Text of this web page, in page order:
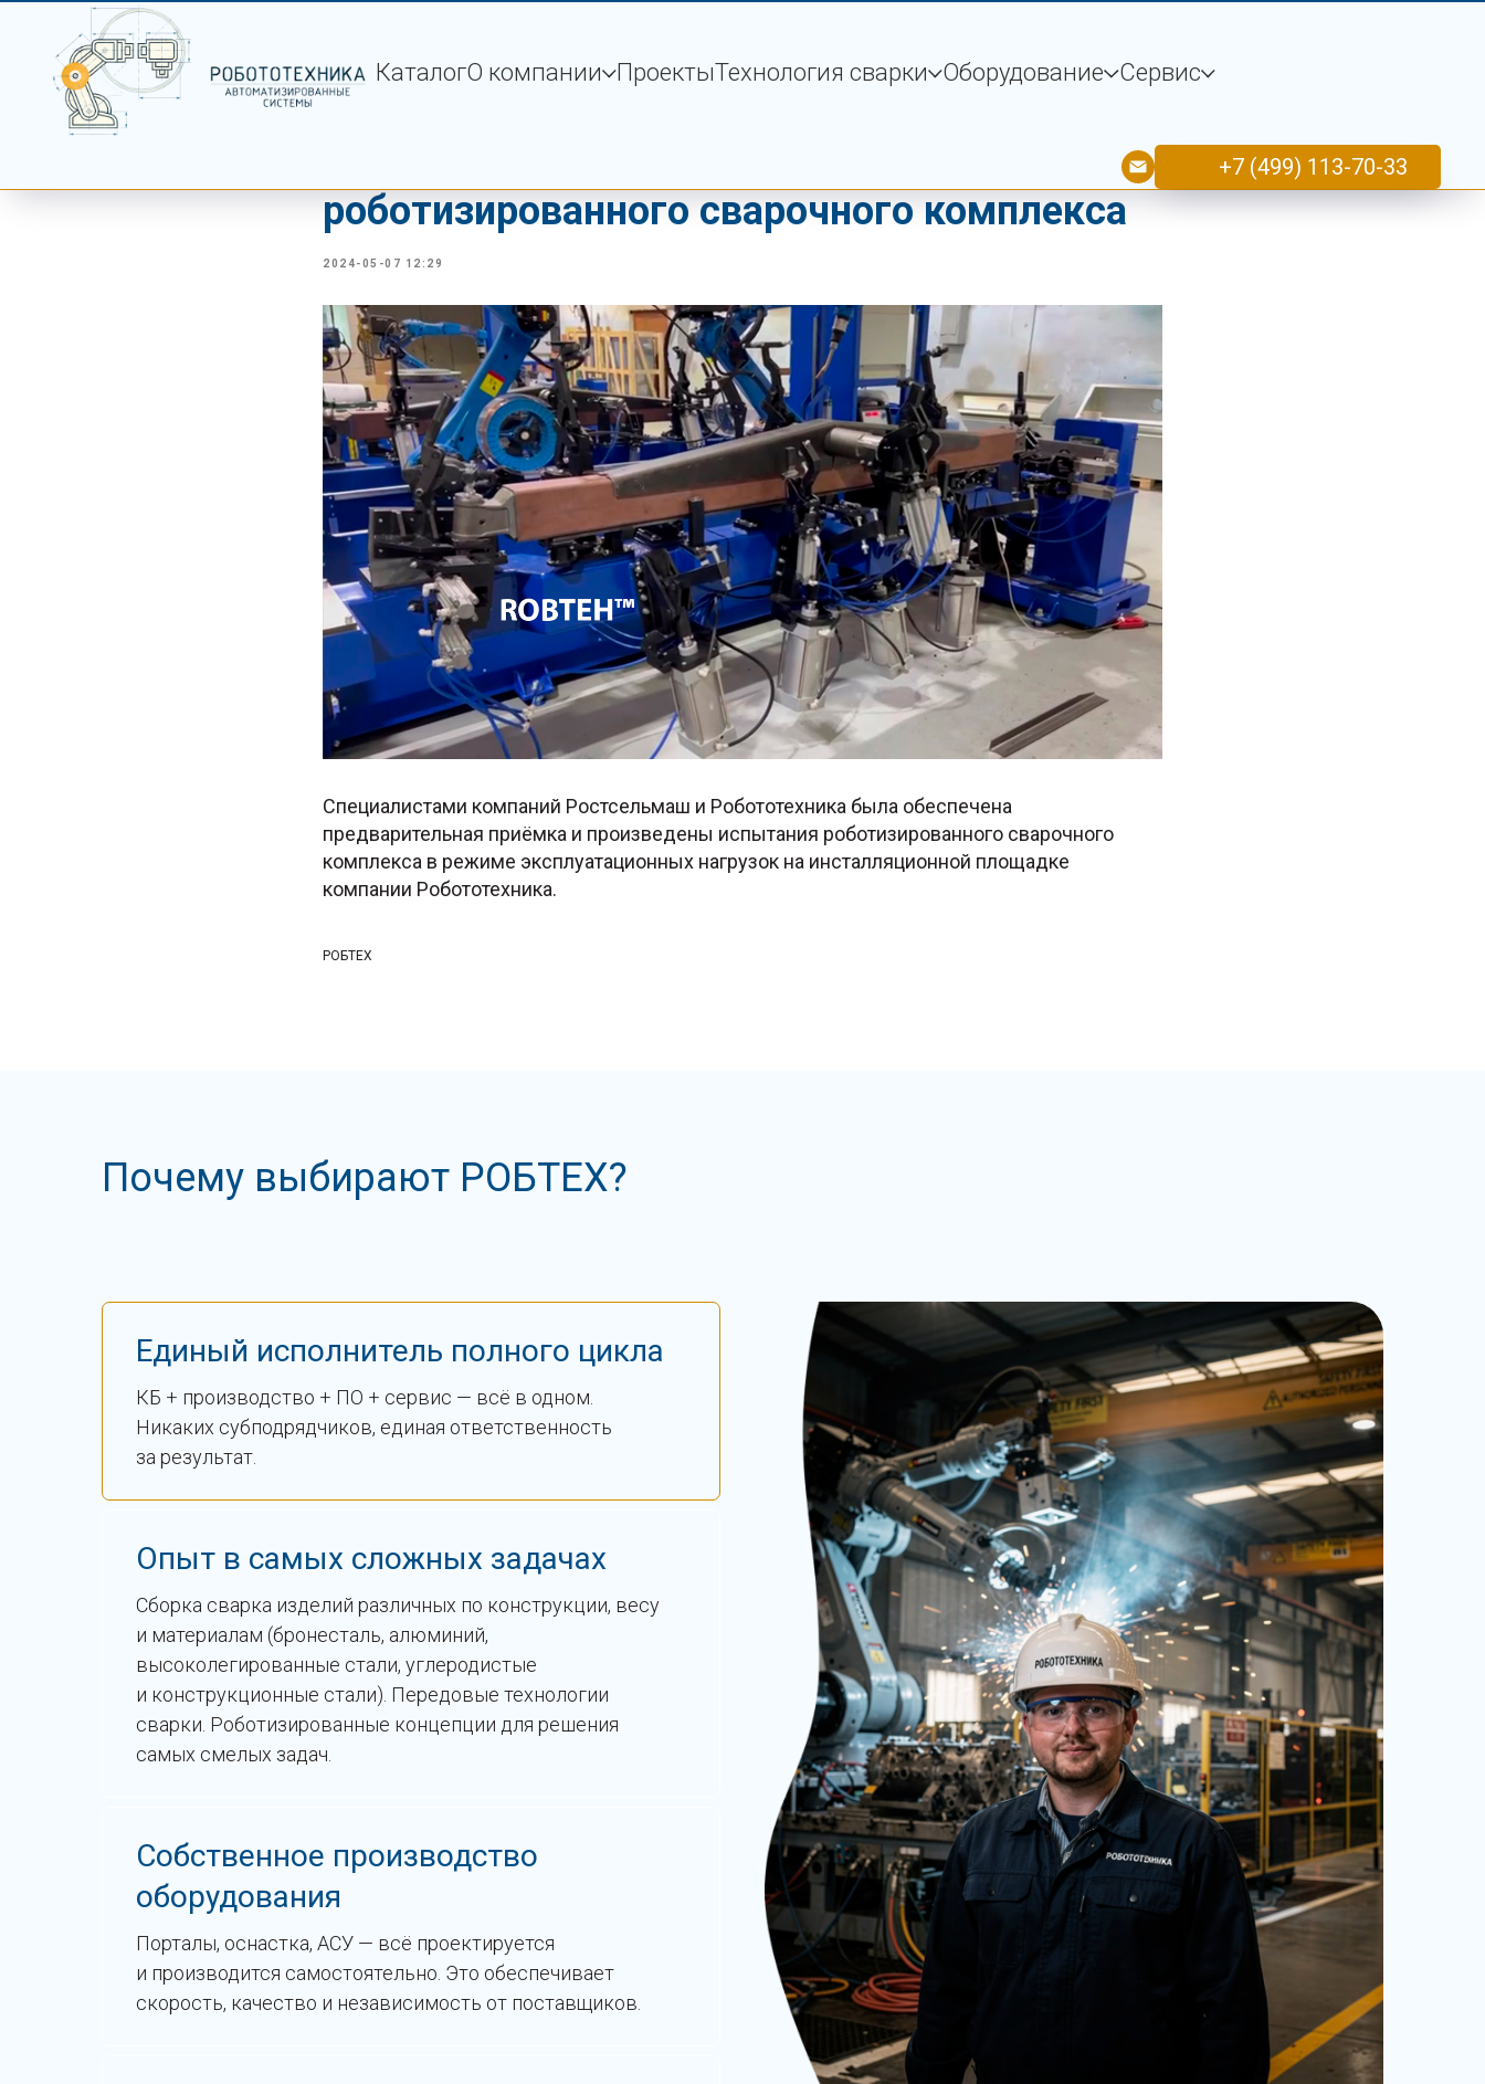
КаталогО компании ПроектыТехнология сварки Оборудование Сервис
+7 (499) 113-70-33
роботизированного сварочного комплекса
2024-05-07 12:29
Специалистами компаний Ростсельмаш и Робототехника была обеспечена
предварительная приёмка и произведены испытания роботизированного сварочного
комплекса в режиме эксплуатационных нагрузок на инсталляционной площадке
компании Робототехника.
РОБТЕХ
Почему выбирают РОБТЕХ?
Единый исполни тель полного цикла
КБ + производство + ПО + сервис — всё в одном.
Никаких субподрядчиков, единая ответственность
за результат.
Опыт в самых сложных задачах
Сборка сварка изделий различных по конструкции, весу
и материалам (бронесталь, алю миний,
высоколегированные стали, углеродистые
и конструкционные стали). Передовые технологии
сварки. Роботизированные концепции для решения
самых смелых задач.
Собственное производство
оборудования
Порталы, оснастка, АСУ — всё проектируется
и производится самостоятельно. Это обеспечивает
скорость, качество и независимость от поставщиков.